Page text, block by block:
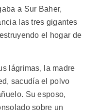
a Sur Baher,
las tres gigantes
el hogar de
lágrimas, la madre
sacudía el polvo
Su esposo,
sobre un